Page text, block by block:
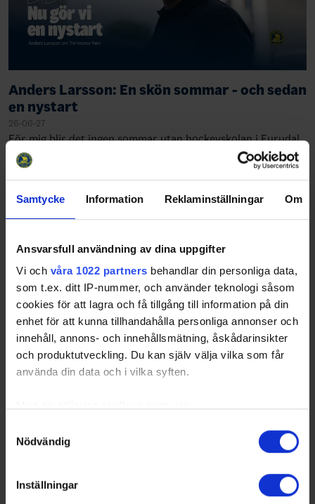
Samtycke Information Reklaminställningar Om
Ansvarsfull användning av dina uppgifter
Vi och våra 1022 partners behandlar din personliga data,
som t.ex. ditt IP-nummer, och använder teknologi såsom
cookies för att lagra och få tillgång till information på din
enhet för att kunna tillhandahålla personliga annonser och
innehåll, annons- och innehållsmätning, åskådarinsikter
och produktutveckling. Du kan själv välja vilka som får
använda din data och i vilka syften.
som kan ha en noggrannhet på upp till flera meter
Ta reda på mer om hur dina personliga uppgifter
Nödvändig
Inställningar
Anders Larsson: En skön sommar - och sedan
en nystart
26-06-27
För mig blir det ingen sommar utan hockeyskolan i Furudal.
Det finns inget bättre än att kombinera sommarledigheten i
stugan i Dalarna, med ett eller några besök på hockeyskolan
i Furudal. Den är inne…
Lidl Hockey Games etablerades 2024 som Tre Kronor
dams egen hemmaturnering och har på kort tid blivit ett
ShareFacebook